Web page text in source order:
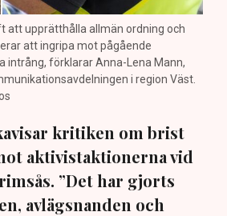
att upprätthålla allmän ordning och
att ingripa mot pågående
intrång, förklarar Anna-Lena Mann,
i region Väst.
kritiken om brist
aktivistaktionerna vid
”Det har gjorts
avlägsnanden och